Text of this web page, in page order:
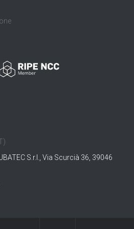
S.r.l., Via Scurcià 36, 39046